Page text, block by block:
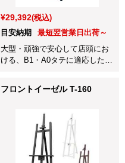
¥29,392(税込)
目安納期
最短翌営業日出荷～
大型・頑強で安心して店頭にお
ける、B1・A0タテに適応したブ
ショップにおすすめです。
フロントイーゼル T-160